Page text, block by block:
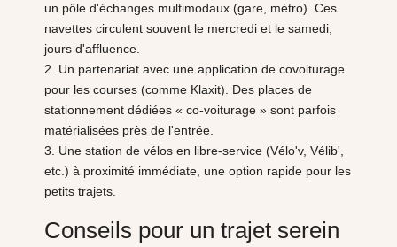
un pôle d'échanges multimodaux (gare, métro). Ces
navettes circulent souvent le mercredi et le samedi,
jours d'affluence.
2. Un partenariat avec une application de covoiturage
pour les courses (comme Klaxit). Des places de
stationnement dédiées « co-voiturage » sont parfois
matérialisées près de l'entrée.
3. Une station de vélos en libre-service (Vélo'v, Vélib',
etc.) à proximité immédiate, une option rapide pour les
petits trajets.
Conseils pour un trajet serein